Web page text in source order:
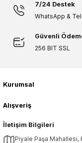
7/24 Destek
WhatsApp &
Güvenli
256 BIT SSL
İletişim Bilgileri
Piyale Paşa
Kurumsal
Alışveriş